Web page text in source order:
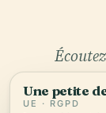
Une petite
UE · RGPD